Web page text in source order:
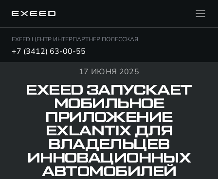
EXEED ЦЕНТР ИНТЕРПАРТНЕР ПОЛЕССКАЯ
+7 (3412) 63-00-55
17 ИЮНЯ 2025
EXEED ЗАПУСКАЕТ
МОБИЛЬНОЕ
ПРИЛОЖЕНИЕ
EXLANTIX ДЛЯ
ВЛАДЕЛЬЦЕВ
ИННОВАЦИОННЫХ
АВТОМОБИЛЕЙ